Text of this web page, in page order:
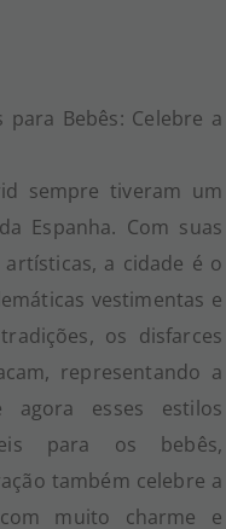
para Bebês: Celebre a
sempre tiveram um
Espanha. Com suas
a cidade é o
vestimentas e
os disfarces
representando a
esses estilos
para os bebês,
também celebre a
muito charme e